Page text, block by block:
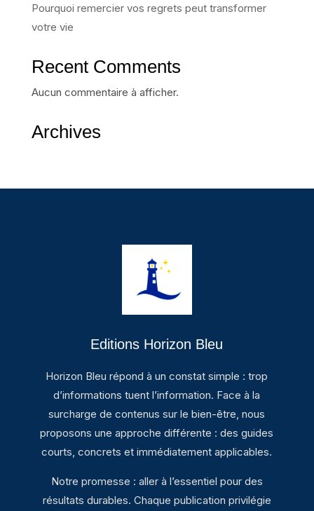
Pourquoi remercier vos regrets peut transformer
votre vie
Recent Comments
Aucun commentaire à afficher.
Archives
Editions Horizon Bleu
Horizon Bleu répond à un constat simple : trop
d’informations tuent l’information. Face à la
surcharge de contenus sur le bien-être, nous
proposons une approche différente : des guides
courts, concrets et immédiatement applicables.
Notre promesse : aller à l’essentiel pour des
résultats durables. Chaque publication privilégie